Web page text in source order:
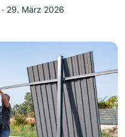
‧ 29. März 2026